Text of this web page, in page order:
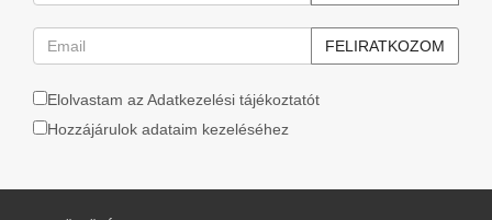
Elolvastam az Adatkezelési tájékoztatót
Hozzájárulok adataim kezeléséhez